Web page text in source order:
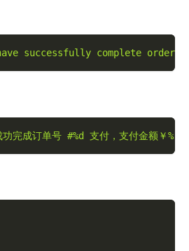
successfully complete order
功完成订单号 #%d 支付，支付金额￥